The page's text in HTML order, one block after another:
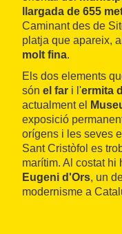
llargada de 655
Caminant des de
platja que apareix,
molt fina.
Els dos elements
són el far i l'ermita
actualment el
exposició
orígens i les seves
Sant Cristòfol es
marítim. Al costat hi
Eugeni d'Ors, un
modernisme a
socorrisme,